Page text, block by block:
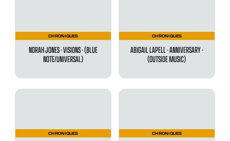
CHRONIQUES
NORAH JONES - VISIONS - (BLUE
NOTE/UNIVERSAL)
CHRONIQUES
ABIGAIL LAPELL - ANNIVERSARY -
(OUTSIDE MUSIC)
CHRONIQUES CHRONIQUES